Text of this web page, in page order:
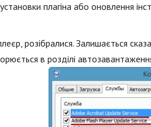
плагіна або оновлення
розібралися. Залишається
в розділі